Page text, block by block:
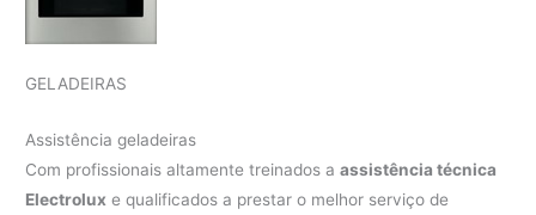
GELADEIRAS
Assistência geladeiras
Com profissionais altamente treinados aassistência técnica
Electrolux e qualificados a prestar o melhor serviço de